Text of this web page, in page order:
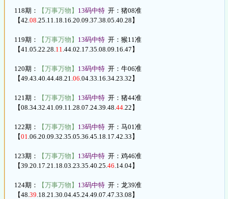
118期： 【万事万物】 13码中特 开：猪08准
【42.08.25.11.18.16.20.09.37.38.05.40.28】
119期： 【万事万物】 13码中特 开：猴11准
【41.05.22.28.11.44.02.17.35.08.09.16.47】
120期： 【万事万物】 13码中特 开：牛06准
【49.43.40.44.48.21.06.04.33.16.34.23.32】
121期： 【万事万物】 13码中特 开：猪44准
【08.34.32.41.09.11.28.07.24.39.48.44.22】
122期： 【万事万物】 13码中特 开：马01准
【01.06.20.09.32.35.05.36.45.18.17.42.33】
123期： 【万事万物】 13码中特 开：鸡46准
【39.20.17.21.18.03.23.35.40.25.46.14.04】
124期： 【万事万物】 13码中特 开：龙39准
【48.39.18.21.30.04.45.24.49.07.47.33.08】